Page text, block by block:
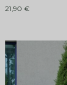
21,90 €